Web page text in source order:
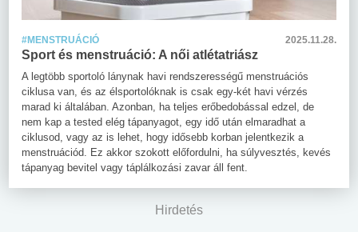
#MENSTRUÁCIÓ 2025.11.28.
Sport és menstruáció: A női atlétatriász
A legtöbb sportoló lánynak havi rendszerességű menstruációs
ciklusa van, és az élsportolóknak is csak egy-két havi vérzés
marad ki általában. Azonban, ha teljes erőbedobással edzel, de
nem kap a tested elég tápanyagot, egy idő után elmaradhat a
ciklusod, vagy az is lehet, hogy idősebb korban jelentkezik a
menstruációd. Ez akkor szokott előfordulni, ha súlyvesztés, kevés
tápanyag bevitel vagy táplálkozási zavar áll fent.
Hirdetés